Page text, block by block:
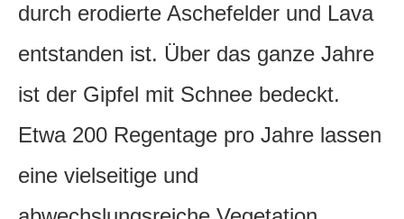
durch erodierte Aschefelder und Lava
entstanden ist. Über das ganze Jahre
ist der Gipfel mit Schnee bedeckt.
Etwa 200 Regentage pro Jahre lassen
eine vielseitige und